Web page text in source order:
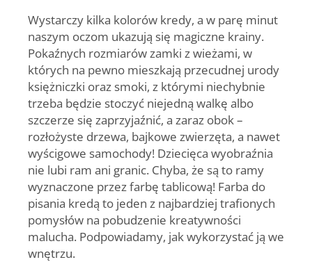
Wystarczy kilka kolorów kredy, a w parę minut
naszym oczom ukazują się magiczne krainy.
Pokaźnych rozmiarów zamki z wieżami, w
których na pewno mieszkają przecudnej urody
księżniczki oraz smoki, z którymi niechybnie
trzeba będzie stoczyć niejedną walkę albo
szczerze się zaprzyjaźnić, a zaraz obok –
rozłożyste drzewa, bajkowe zwierzęta, a nawet
wyścigowe samochody! Dziecięca wyobraźnia
nie lubi ram ani granic. Chyba, że są to ramy
wyznaczone przez farbę tablicową! Farba do
pisania kredą to jeden z najbardziej trafionych
pomysłów na pobudzenie kreatywności
malucha. Podpowiadamy, jak wykorzystać ją we
wnętrzu.